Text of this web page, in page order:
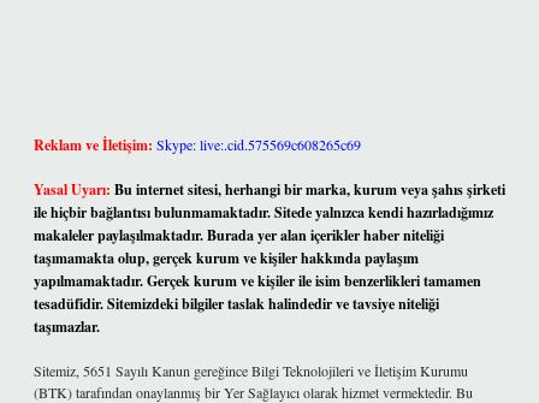
Reklam ve İletişim: Skype: live:.cid.575569c608265c69
Yasal Uyarı: Bu internet sitesi, herhangi bir marka, kurum veya şahıs şirketi
ile hiçbir bağlantısı bulunmamaktadır. Sitede yalnızca kendi hazırladığımız
makaleler paylaşılmaktadır. Burada yer alan içerikler haber niteliği
taşımamakta olup, gerçek kurum ve kişiler hakkında paylaşım
yapılmamaktadır. Gerçek kurum ve kişiler ile isim benzerlikleri tamamen
tesadüfidir. Sitemizdeki bilgiler taslak halindedir ve tavsiye niteliği
taşımazlar.
Sitemiz, 5651 Sayılı Kanun gereğince Bilgi Teknolojileri ve İletişim Kurumu
(BTK) tarafından onaylanmış bir Yer Sağlayıcı olarak hizmet vermektedir. Bu